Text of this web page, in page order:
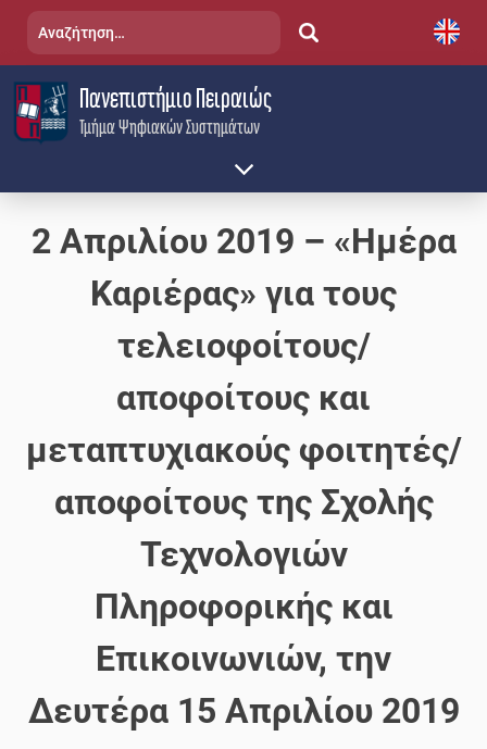
content
Τμήμα Ψηφιακών Συστημάτων
Πανεπιστήμιο Πειραιώς
Αναζήτηση
2 Απριλίου 2019 – «Ημέρα
Καριέρας» για τους
τελειοφοίτους/
αποφοίτους και
μεταπτυχιακούς φοιτητές/
αποφοίτους της Σχολής
Τεχνολογιών
Πληροφορικής και
Επικοινωνιών, την
Δευτέρα 15 Απριλίου 2019